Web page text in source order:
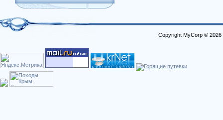
Copyright MyCorp © 2026